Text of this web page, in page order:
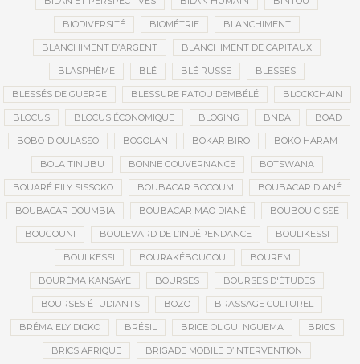
BIODIVERSITÉ BIOMÉTRIE BLANCHIMENT
BLANCHIMENT D’ARGENT BLANCHIMENT DE CAPITAUX
BLASPHÈME BLÉ BLÉ RUSSE BLESSÉS
BLESSÉS DE GUERRE BLESSURE FATOU DEMBÉLÉ BLOCKCHAIN
BLOCUS BLOCUS ÉCONOMIQUE BLOGING BNDA BOAD
BOBO-DIOULASSO BOGOLAN BOKAR BIRO BOKO HARAM
BOLA TINUBU BONNE GOUVERNANCE BOTSWANA
BOUARÉ FILY SISSOKO BOUBACAR BOCOUM BOUBACAR DIANÉ
BOUBACAR DOUMBIA BOUBACAR MAO DIANÉ BOUBOU CISSÉ
BOUGOUNI BOULEVARD DE L’INDÉPENDANCE BOULIKESSI
BOULKESSI BOURAKÉBOUGOU BOUREM
BOURÉMA KANSAYE BOURSES BOURSES D'ÉTUDES
BOURSES ÉTUDIANTS BOZO BRASSAGE CULTUREL
BRÉMA ELY DICKO BRÉSIL BRICE OLIGUI NGUEMA BRICS
BRICS AFRIQUE BRIGADE MOBILE D’INTERVENTION